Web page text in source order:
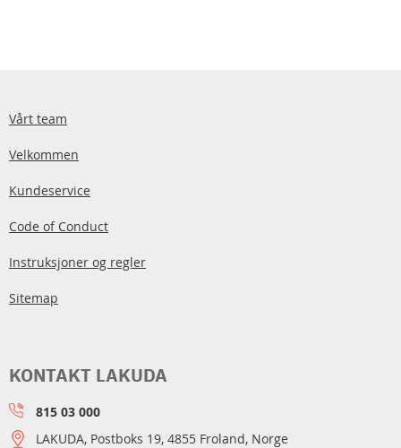
Vårt team
Velkommen
Kundeservice
Code of Conduct
Instruksjoner og regler
Sitemap
KONTAKT LAKUDA
815 03 000
LAKUDA, Postboks 19, 4855 Froland, Norge